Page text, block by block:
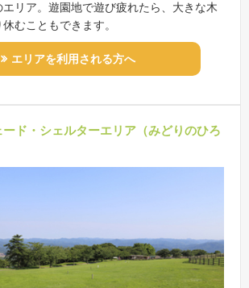
リア。遊園地で遊び疲れたら、大きな木
むこともできます。
エリアを利用される方へ
ード・シェルターエリア（みどりのひろ